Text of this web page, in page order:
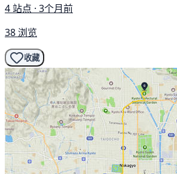
4 站点 · 3个月前
38 浏览
收藏